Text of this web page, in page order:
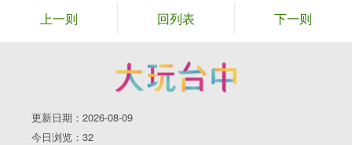
上一则 回列表 下一则
更新日期：2026-08-09
今日浏览：32